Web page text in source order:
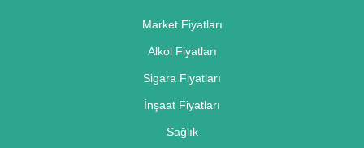
Market Fiyatları
Alkol Fiyatları
Sigara Fiyatları
İnşaat Fiyatları
Sağlık